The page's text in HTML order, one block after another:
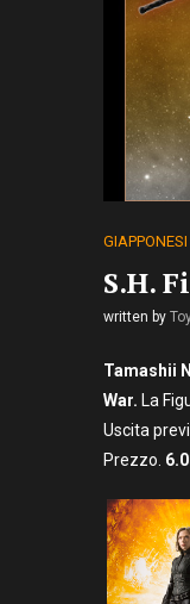
GIAPPONESI
S.H.
written by
Tamashii
War. La
Uscita
Prezzo. 6